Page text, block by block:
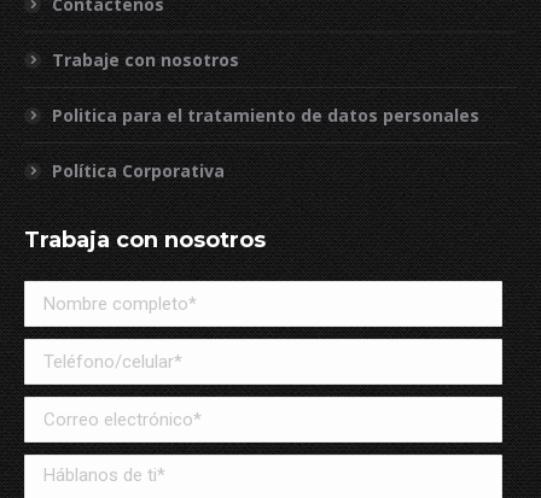
Trabaje con nosotros
Politica para el tratamiento de datos personales
Política Corporativa
Trabaja con nosotros